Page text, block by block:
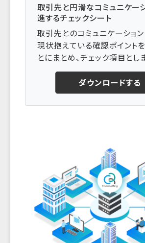
取引先と円滑なコミュニケー
進するチェックシート
取引先とのコミュニケーショ
現状抱えている確認ポイント
とにまとめ、チェック項目とし
ダウンロードする